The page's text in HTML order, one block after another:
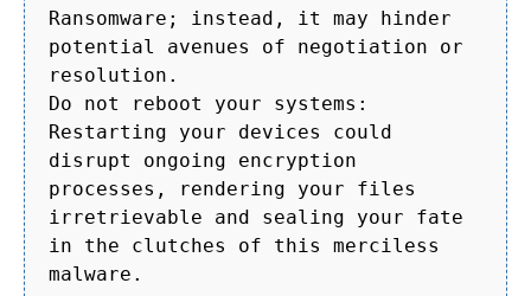
Ransomware; instead, it may hinder
potential avenues of negotiation or
resolution.
Do not reboot your systems:
Restarting your devices could
disrupt ongoing encryption
processes, rendering your files
irretrievable and sealing your fate
in the clutches of this merciless
malware.